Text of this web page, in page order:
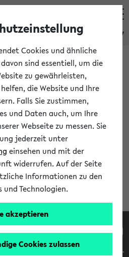
eKVV
sich im Verlauf Ihrer eKVV
Cookies und ähnliche
sind essentiell, um die
zu gewährleisten,
die Website und Ihre
Falls Sie zustimmen,
und Daten auch, um Ihre
Webseite zu messen. Sie
jederzeit unter
einsehen und mit der
widerrufen. Auf der Seite
Informationen zu den
und Technologien.
akzeptieren
Cookies zulassen